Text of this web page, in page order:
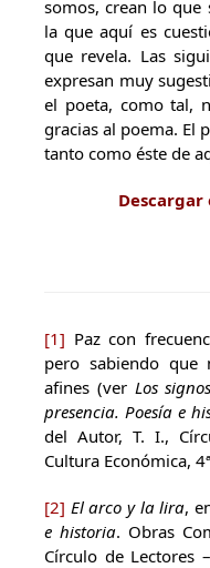
somos, crean lo que
la que aquí es
que revela. Las
expresan muy
el poeta, como tal,
gracias al poema. El
tanto como éste de
[1] Paz con
pero sabiendo que
afines (ver Los
presencia. Poesía e
del Autor, T. I.,
Cultura Económica,
[2] El arco y la lira,
e historia. Obras
Círculo de Lectores